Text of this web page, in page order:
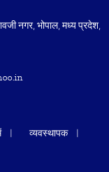
नगर, भोपाल, मध्य प्रदेश,
व्यवस्थापक